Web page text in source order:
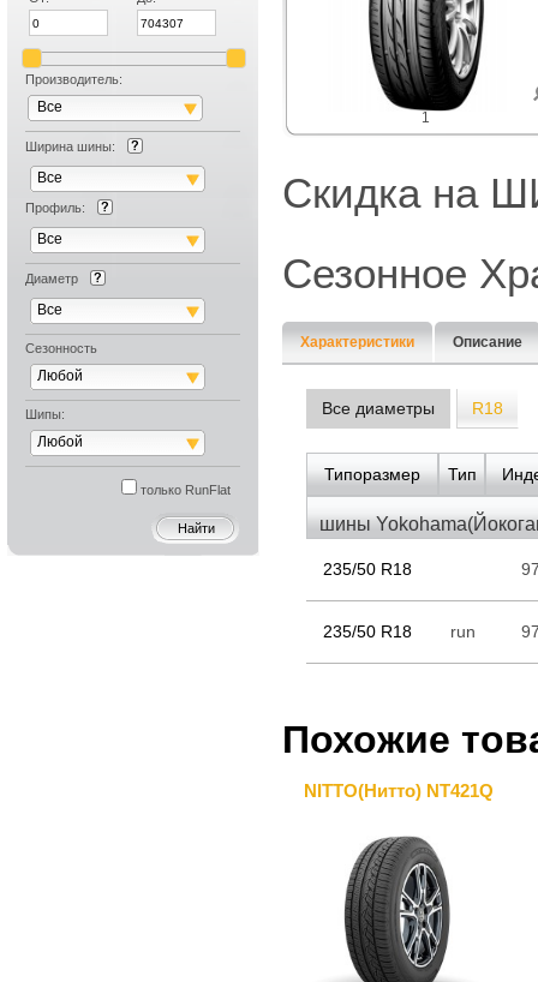
Производитель:
Все
Ширина шины:
Все
Профиль:
Все
Диаметр
Все
Сезонность
Любой
Шипы:
Любой
только RunFlat
1
Скидка на
Сезонное
Характеристики Описание
Все диаметры R18
Типоразмер Тип
шины
235/50 R18
235/50 R18 run
Похожие
NITTO(Нитто) NT421Q